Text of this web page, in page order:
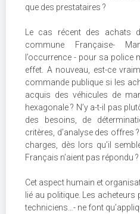
que des prestataires ?
Le cas récent des achats
commune Française-
l’occurrence - pour sa police
effet. A nouveau, est-ce
commande publique si les
acquis des véhicules de
hexagonale ? N’y a-t-il pas
des besoins, de
critères, d’analyse des offres
charges, dès lors qu’il
Français n’aient pas répondu ?
Cet aspect humain et
lié au politique. Les acheteurs
techniciens…- ne font